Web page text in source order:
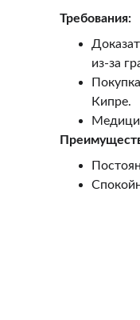
Требования:
из-за
Кипре.